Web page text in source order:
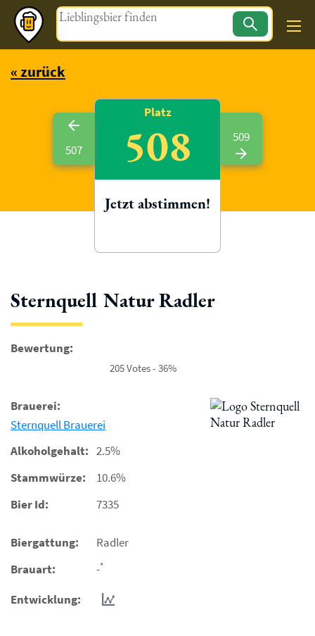
Magazin
« zurück
Sternquell Natur Radler
Bewertung:
205 Votes - 36%
Brauerei:
Sternquell Brauerei
Alkoholgehalt: 2.5%
Stammwürze:
10.6%
Bier Id:
7335
Biergattung:
Radler
Brauart:
-*
Entwicklung:
507
Platz
508
Jetzt abstimmen!
509